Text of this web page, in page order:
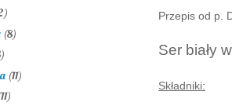
Przepis od p.
Ser biały
Składniki:
(8)
(11)